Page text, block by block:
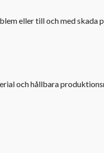
eller till och med skada
och hållbara